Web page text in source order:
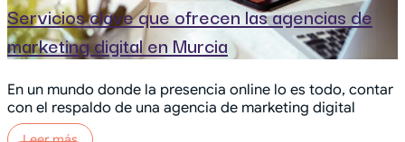
Servicios clave que ofrecen las agencias de
marketing digital en Murcia
En un mundo donde la presencia online lo es todo, contar
con el respaldo de una agencia de marketing digital